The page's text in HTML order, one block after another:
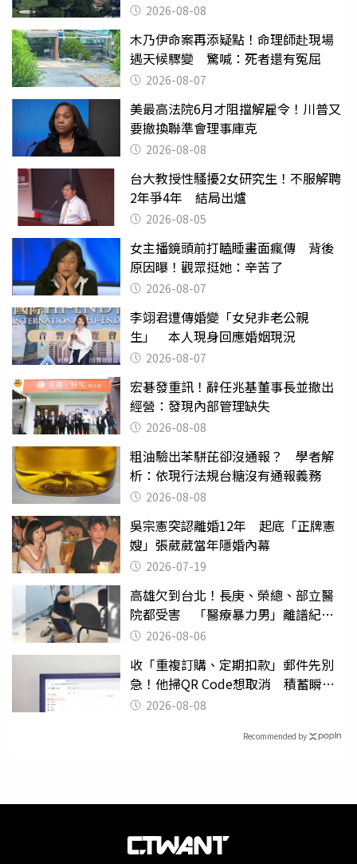
2026-08-08
木乃伊命案再添疑點！命理師赴現場
遇天候驟變 驚喊：死者還有冤屈
2026-08-07
美最高法院6月才阻擋解雇令！川普又
要撤換聯準會理事庫克
2026-08-08
台大教授性騷擾2女研究生！不服解聘
2年爭4年 結局出爐
2026-08-05
女主播鏡頭前打瞌睡畫面瘋傳 背後
原因曝！觀眾挺她：辛苦了
2026-08-07
李翊君遭傳婚變「女兒非老公親
生」 本人現身回應婚姻現況
2026-08-07
宏碁發重訊！辭任兆基董事長並撤出
經營：發現內部管理缺失
2026-08-08
粗油驗出苯駢芘卻沒通報？ 學者解
析：依現行法規台糖沒有通報義務
2026-08-08
吳宗憲突認離婚12年 起底「正牌憲
嫂」張葳葳當年隱婚內幕
2026-07-19
高雄欠到台北！長庚、榮總、部立醫
院都受害 「醫療暴力男」離譜紀錄
曝光2026-08-06
收「重複訂購、定期扣款」郵件先別
急！他掃QR Code想取消 積蓄瞬間
蒸發2026-08-08
Recommended by